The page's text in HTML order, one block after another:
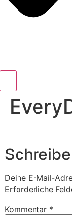
Deine E-Mail-
Erforderliche
Kommentar *